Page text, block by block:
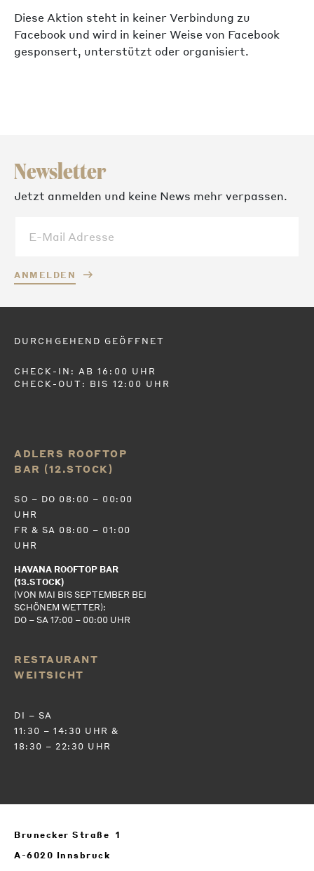
Diese Aktion steht in keiner Verbindung zu
Facebook und wird in keiner Weise von Facebook
gesponsert, unterstützt oder organisiert.
Newsletter
Jetzt anmelden und keine News mehr verpassen.
ANMELDEN
DURCHGEHEND GEÖFFNET
CHECK-IN: AB 16:00 UHR
CHECK-OUT: BIS 12:00 UHR
ADLERS ROOFTOP
BAR (12.STOCK)
SO – DO 08:00 – 00:00
UHR
FR & SA 08:00 – 01:00
UHR
HAVANA ROOFTOP BAR
(13.STOCK)
(VON MAI BIS SEPTEMBER BEI
SCHÖNEM WETTER):
DO – SA 17:00 – 00:00 UHR
RESTAURANT
WEITSICHT
DI – SA
11:30 – 14:30 UHR &
18:30 – 22:30 UHR
Brunecker Straße 1
A-6020 Innsbruck